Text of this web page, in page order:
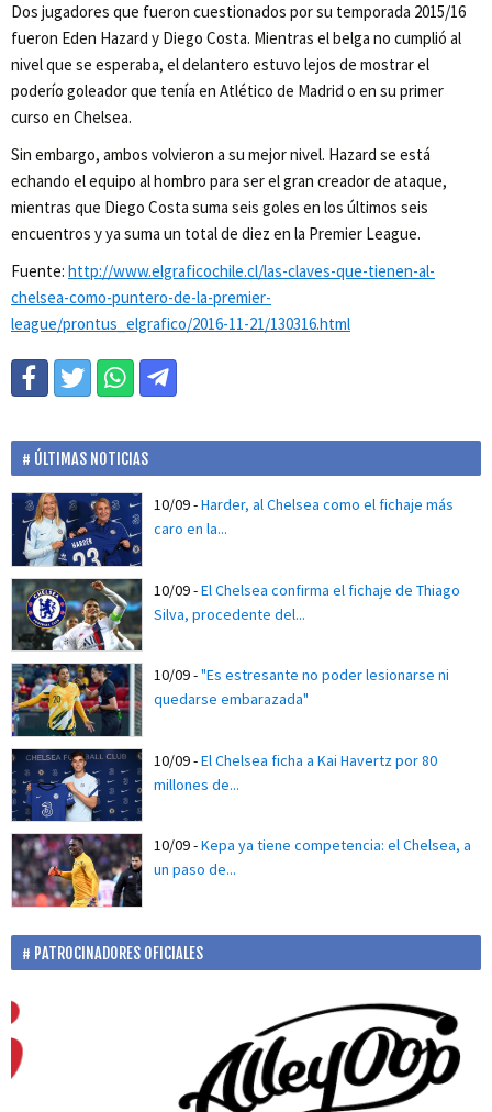
Dos jugadores que fueron cuestionados por su temporada 2015/16
fueron Eden Hazard y Diego Costa. Mientras el belga no cumplió al
nivel que se esperaba, el delantero estuvo lejos de mostrar el
poderío goleador que tenía en Atlético de Madrid o en su primer
curso en Chelsea.
Sin embargo, ambos volvieron a su mejor nivel. Hazard se está
echando el equipo al hombro para ser el gran creador de ataque,
mientras que Diego Costa suma seis goles en los últimos seis
encuentros y ya suma un total de diez en la Premier League.
Fuente: http://www.elgraficochile.cl/las-claves-que-tienen-al-
chelsea-como-puntero-de-la-premier-
league/prontus_elgrafico/2016-11-21/130316.html
ÚLTIMAS NOTICIAS
10/09-Harder, al Chelsea como el fichaje más
caro en la...
10/09-El Chelsea confirma el fichaje de Thiago
Silva, procedente del...
10/09-"Es estresante no poder lesionarse ni
quedarse embarazada"
10/09-El Chelsea ficha a Kai Havertz por 80
millones de...
10/09-Kepa ya tiene competencia: el Chelsea, a
un paso de...
PATROCINADORES OFICIALES